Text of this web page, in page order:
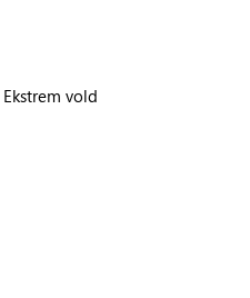
Ekstrem vold